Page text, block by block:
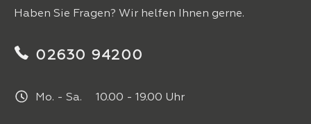
Haben Sie Fragen? Wir helfen Ihnen gerne.
02630 94200
Mo. - Sa. 10.00 - 19.00 Uhr